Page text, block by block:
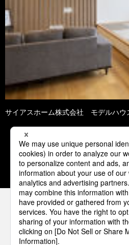
サイアスホーム株式会社 モデルハウ
1 2 3 4
パナソニックの電気設